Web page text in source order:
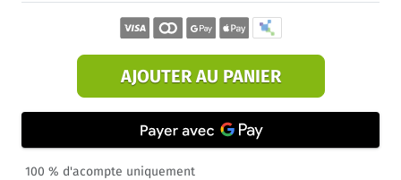
AJOUTER AU PANIER
100 % d'acompte uniquement